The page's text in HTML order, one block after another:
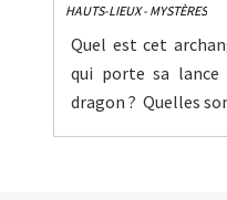
HAUTS-LIEUX - MYSTÈRES
Quel est cet
qui porte sa
dragon ? Quelles